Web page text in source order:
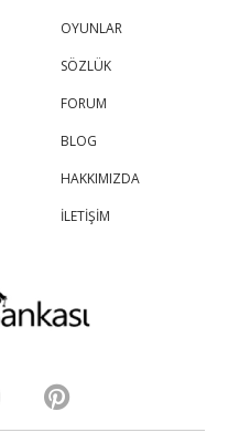
OYUNLAR
SÖZLÜK
FORUM
BLOG
HAKKIMIZDA
İLETİŞİM